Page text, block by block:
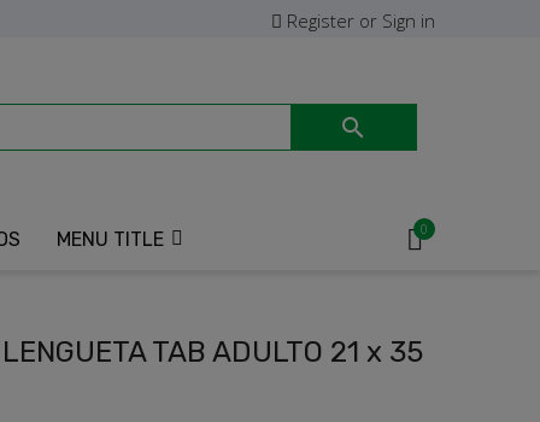
Register or Sign in

0
MENU TITLE
TAB ADULTO 21 x 35